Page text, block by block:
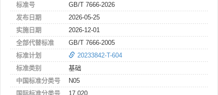
标准号
GB/T 7666-2026
发布日期
2026-05-25
实施日期
2026-12-01
全部代替标准
GB/T 7666-2005
标准计划
20233842-T-604
标准类别
基础
中国标准分类号
N05
国际标准分类号
17.020